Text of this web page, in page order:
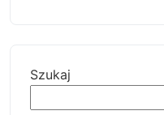
Szukaj